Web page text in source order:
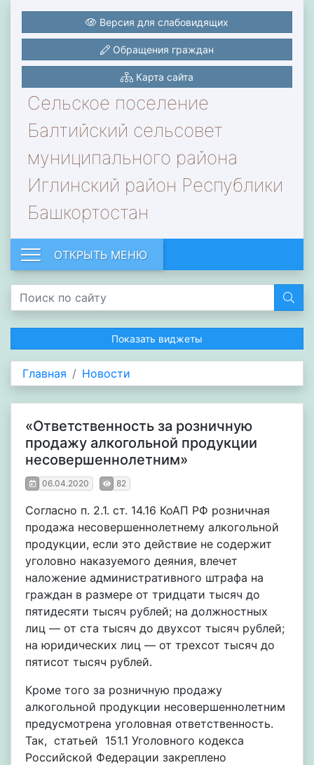
Сельское поселение
Балтийский сельсовет
муниципального района
Иглинский район Республики
Башкортостан
Версия для слабовидящих
Обращения граждан
Карта сайта
ОТКРЫТЬ МЕНЮ
Показать виджеты
Главная Новости
«Ответственность за розничную
продажу алкогольной продукции
несовершеннолетним»
06.04.2020 82
Согласно п. 2.1. ст. 14.16 КоАП РФ розничная
продажа несовершеннолетнему алкогольной
продукции, если это действие не содержит
уголовно наказуемого деяния, влечет
наложение административного штрафа на
граждан в размере от тридцати тысяч до
пятидесяти тысяч рублей; на должностных
лиц — от ста тысяч до двухсот тысяч рублей;
на юридических лиц — от трехсот тысяч до
пятисот тысяч рублей.
Кроме того за розничную продажу
алкогольной продукции несовершеннолетним
предусмотрена уголовная ответственность.
Так, статьей 151.1 Уголовного кодекса
Российской Федерации закреплено